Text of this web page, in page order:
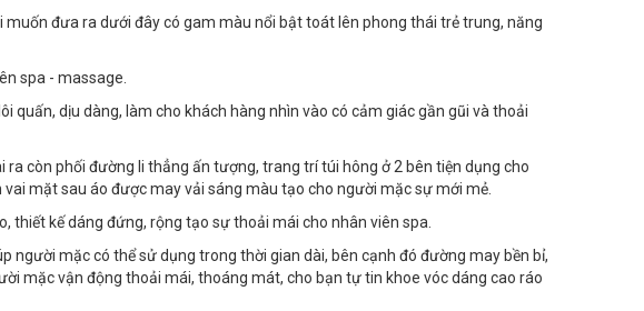
đưa ra dưới đây có gam màu nổi bật toát lên phong thái trẻ trung, năng
spa - massage.
quấn, dịu dàng, làm cho khách hàng nhìn vào có cảm giác gần gũi và thoải
còn phối đường li thẳng ấn tượng, trang trí túi hông ở 2 bên tiện dụng cho
mặt sau áo được may vải sáng màu tạo cho người mặc sự mới mẻ.
thiết kế dáng đứng, rộng tạo sự thoải mái cho nhân viên spa.
người mặc có thể sử dụng trong thời gian dài, bên cạnh đó đường may bền bỉ,
mặc vận động thoải mái, thoáng mát, cho bạn tự tin khoe vóc dáng cao ráo